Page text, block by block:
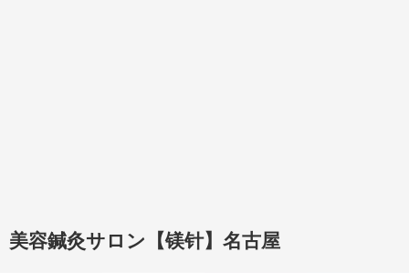
美容鍼灸サロン【镁针】名古屋